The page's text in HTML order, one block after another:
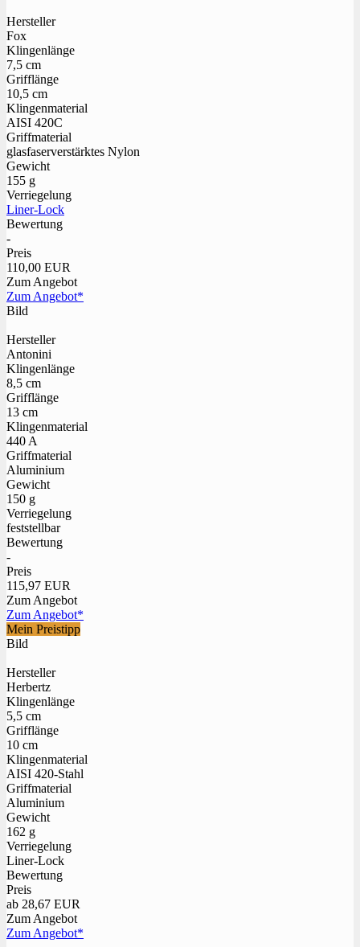
Hersteller
Fox
Klingenlänge
7,5 cm
Grifflänge
10,5 cm
Klingenmaterial
AISI 420C
Griffmaterial
glasfaserverstärktes Nylon
Gewicht
155 g
Verriegelung
Liner-Lock
Bewertung
-
Preis
110,00 EUR
Zum Angebot
Zum Angebot*
Bild
Hersteller
Antonini
Klingenlänge
8,5 cm
Grifflänge
13 cm
Klingenmaterial
440 A
Griffmaterial
Aluminium
Gewicht
150 g
Verriegelung
feststellbar
Bewertung
-
Preis
115,97 EUR
Zum Angebot
Zum Angebot*
Mein Preistipp
Bild
Hersteller
Herbertz
Klingenlänge
5,5 cm
Grifflänge
10 cm
Klingenmaterial
AISI 420-Stahl
Griffmaterial
Aluminium
Gewicht
162 g
Verriegelung
Liner-Lock
Bewertung
Preis
ab 28,67 EUR
Zum Angebot
Zum Angebot*